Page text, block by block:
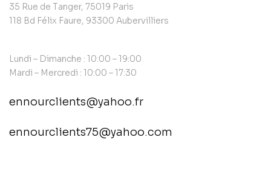
35 Rue de Tanger, 75019 Paris
118 Bd Félix Faure, 93300 Aubervilliers
Lundi – Dimanche : 10:00 – 19:00
Mardi – Mercredi : 10:00 – 17:30
ennourclients@yahoo.fr
ennourclients75@yahoo.com